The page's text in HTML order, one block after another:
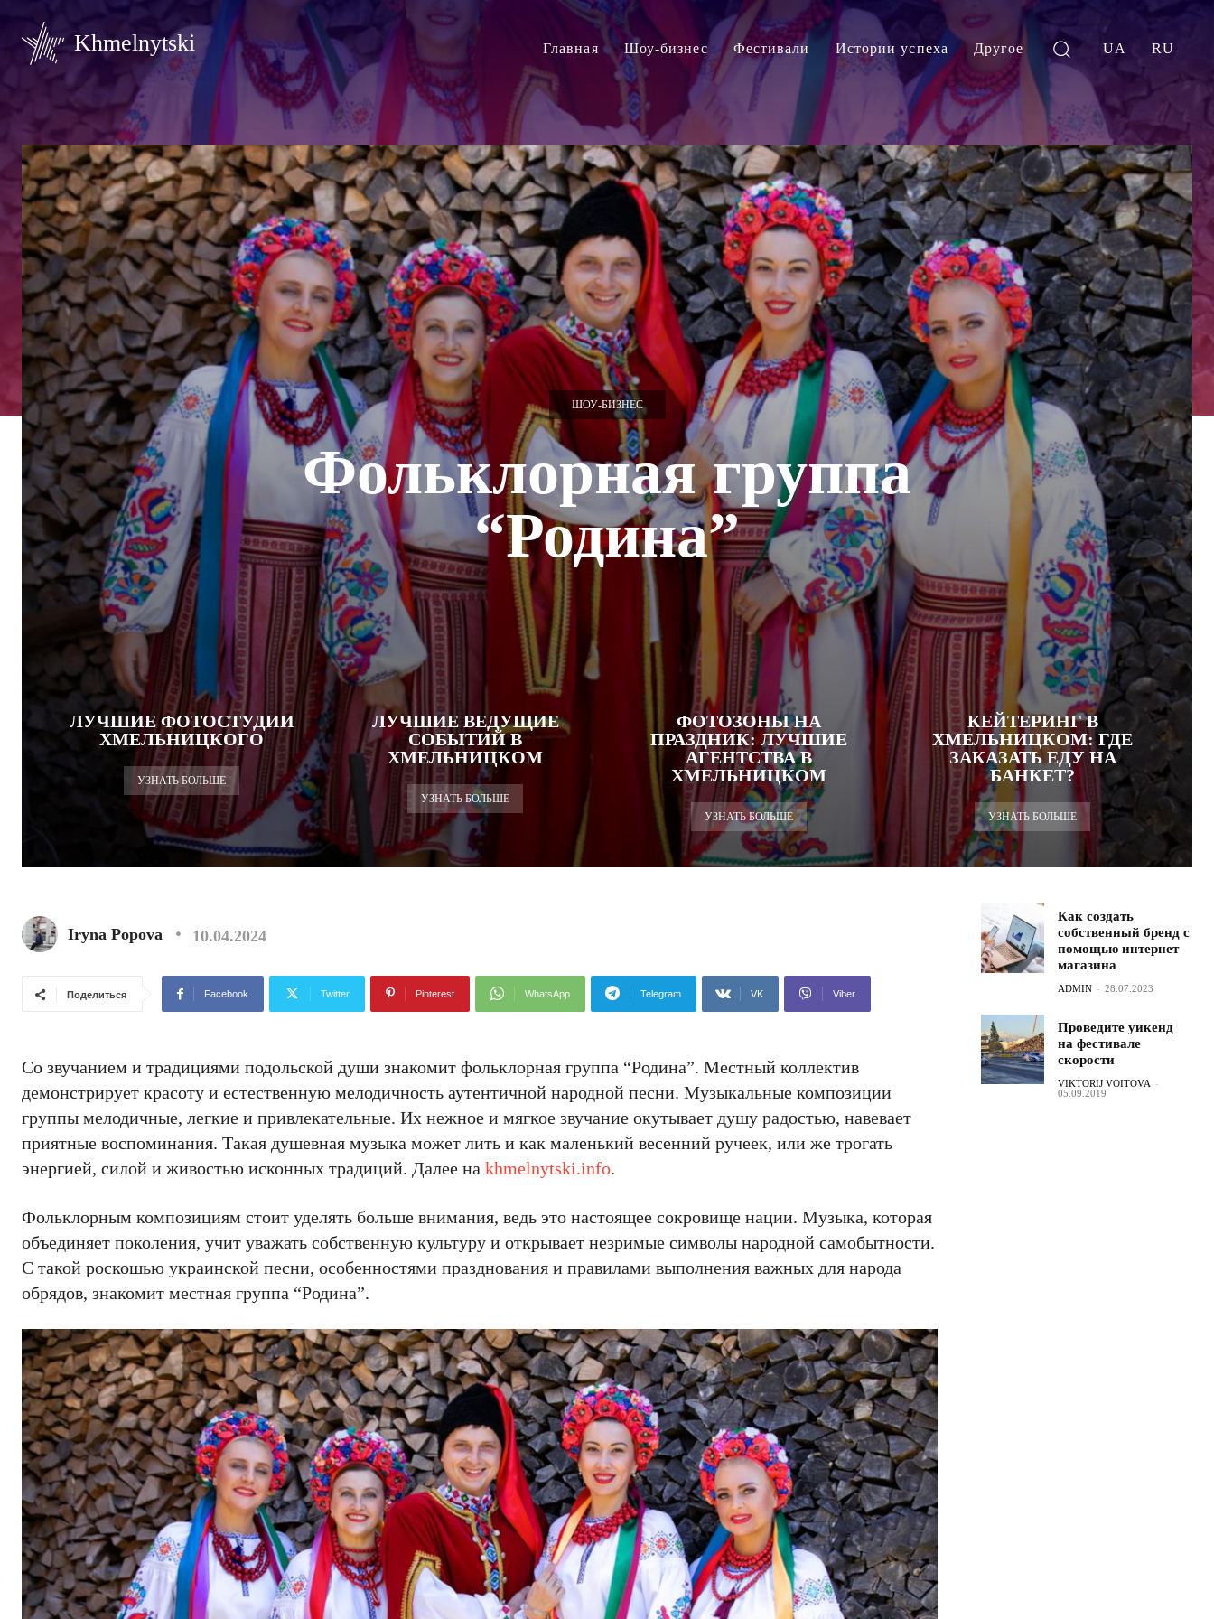
Khmelnytski Главная Шоу-бизнес Фестивали Истории успеха Другое UA RU
ШОУ-БИЗНЕС
Фольклорная группа
“Родина”
ЛУЧШИЕ ФОТОСТУДИИ
ХМЕЛЬНИЦКОГО
УЗНАТЬ БОЛЬШЕ
ЛУЧШИЕ ВЕДУЩИЕ
СОБЫТИЙ В
ХМЕЛЬНИЦКОМ
УЗНАТЬ БОЛЬШЕ
ФОТОЗОНЫ НА
ПРАЗДНИК: ЛУЧШИЕ
АГЕНТСТВА В
ХМЕЛЬНИЦКОМ
УЗНАТЬ БОЛЬШЕ
КЕЙТЕРИНГ В
ХМЕЛЬНИЦКОМ: ГДЕ
ЗАКАЗАТЬ ЕДУ НА
БАНКЕТ?
УЗНАТЬ БОЛЬШЕ
Iryna Popova 10.04.2024
Поделиться Facebook Twitter Pinterest WhatsApp Telegram VK Viber
Со звучанием и традициями подольской души знакомит фольклорная группа “Родина”. Местный коллектив
демонстрирует красоту и естественную мелодичность аутентичной народной песни. Музыкальные композиции
группы мелодичные, легкие и привлекательные. Их нежное и мягкое звучание окутывает душу радостью, навевает
приятные воспоминания. Такая душевная музыка может лить и как маленький весенний ручеек, или же трогать
энергией, силой и живостью исконных традиций. Далее на khmelnytski.info.
Фольклорным композициям стоит уделять больше внимания, ведь это настоящее сокровище нации. Музыка, которая
объединяет поколения, учит уважать собственную культуру и открывает незримые символы народной самобытности.
С такой роскошью украинской песни, особенностями празднования и правилами выполнения важных для народа
обрядов, знакомит местная группа “Родина”.
Как создать
собственный бренд с
помощью интернет
магазина
ADMIN - 28.07.2023
Проведите уикенд
на фестивале
скорости
VIKTORIJ VOITOVA -
05.09.2019